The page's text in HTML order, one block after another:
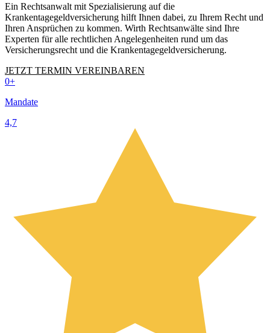
Ein Rechtsanwalt mit Spezialisierung auf die
Krankentagegeldversicherung hilft Ihnen dabei, zu Ihrem Recht und
Ihren Ansprüchen zu kommen. Wirth Rechtsanwälte sind Ihre
Experten für alle rechtlichen Angelegenheiten rund um das
Versicherungsrecht und die Krankentagegeldversicherung.
JETZT TERMIN VEREINBAREN
0+
Mandate
4,7